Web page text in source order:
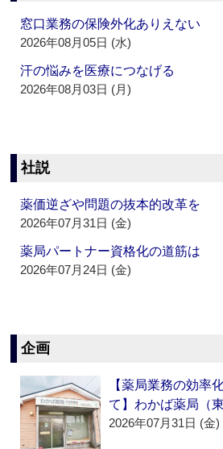
窓口業務の保険外化ありえない
2026年08月05日 (水)
汗の悩みを医療につなげる
2026年08月03日 (月)
社説
薬価逆ざや問題の抜本的改革を
2026年07月31日 (金)
薬局パートナー資格化の道筋は
2026年07月24日 (金)
企画
【薬局業務の効率
て】わかば薬局（
2026年07月31日 (金)